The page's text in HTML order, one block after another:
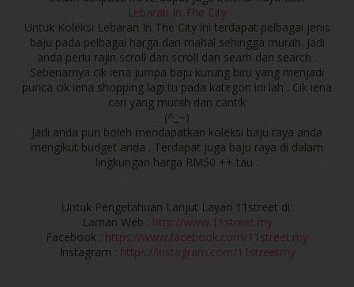
Lebaran In The City
Untuk Koleksi Lebaran In The City ini terdapat pelbagai jenis
baju pada pelbagai harga dari mahal sehingga murah. Jadi
anda perlu rajin scroll dan scroll dan searh dan search .
Sebenarnya cik iena jumpa baju kurung biru yang menjadi
punca cik iena shopping lagi tu pada kategori ini lah . Cik iena
cari yang murah dan cantik
(^_~)
Jadi anda pun boleh mendapatkan koleksi baju raya anda
mengikut budget anda . Terdapat juga baju raya di dalam
lingkungan harga RM50 ++ tau .
Untuk Pengetahuan Lanjut Layari 11street di:
Laman Web : http://www.11street.my
Facebook : https://www.facebook.com/11street.my
Instagram : https://instagram.com/11streetmy